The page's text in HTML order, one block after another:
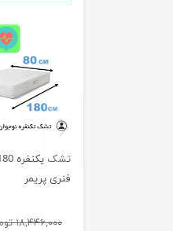
فنری پریمر
۱۸,۴۴۶,۰۰۰ تومان
previus